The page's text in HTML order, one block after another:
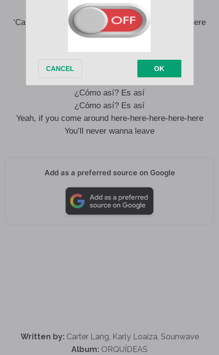
Make ’em pretty please
‘Cause if you come around here-here-here-here-here
You’ll never wanna leave
¿Cómo así? Es así
¿Cómo así? Es así
¿Cómo así? Es así
Yeah, if you come around here-here-here-here-here
You’ll never wanna leave
Add as a preferred source on Google
Written by: Carter Lang, Karly Loaiza, Sounwave
Album: ORQUÍDEAS